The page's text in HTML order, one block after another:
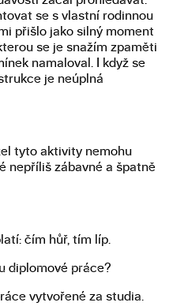
se s vlastní rodinnou
přišlo jako silný moment
se je snažím zpaměti
namaloval. I když se
je neúplná
tyto aktivity nemohu
nepříliš zábavné a špatně
čím hůř, tím líp.
diplomové práce?
vytvořené za studia.